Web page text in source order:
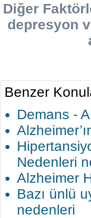
Diğer
depresyon
Benzer
Demans -
Nedenleri
Alzheimer
Bazı ünlü
nedenleri